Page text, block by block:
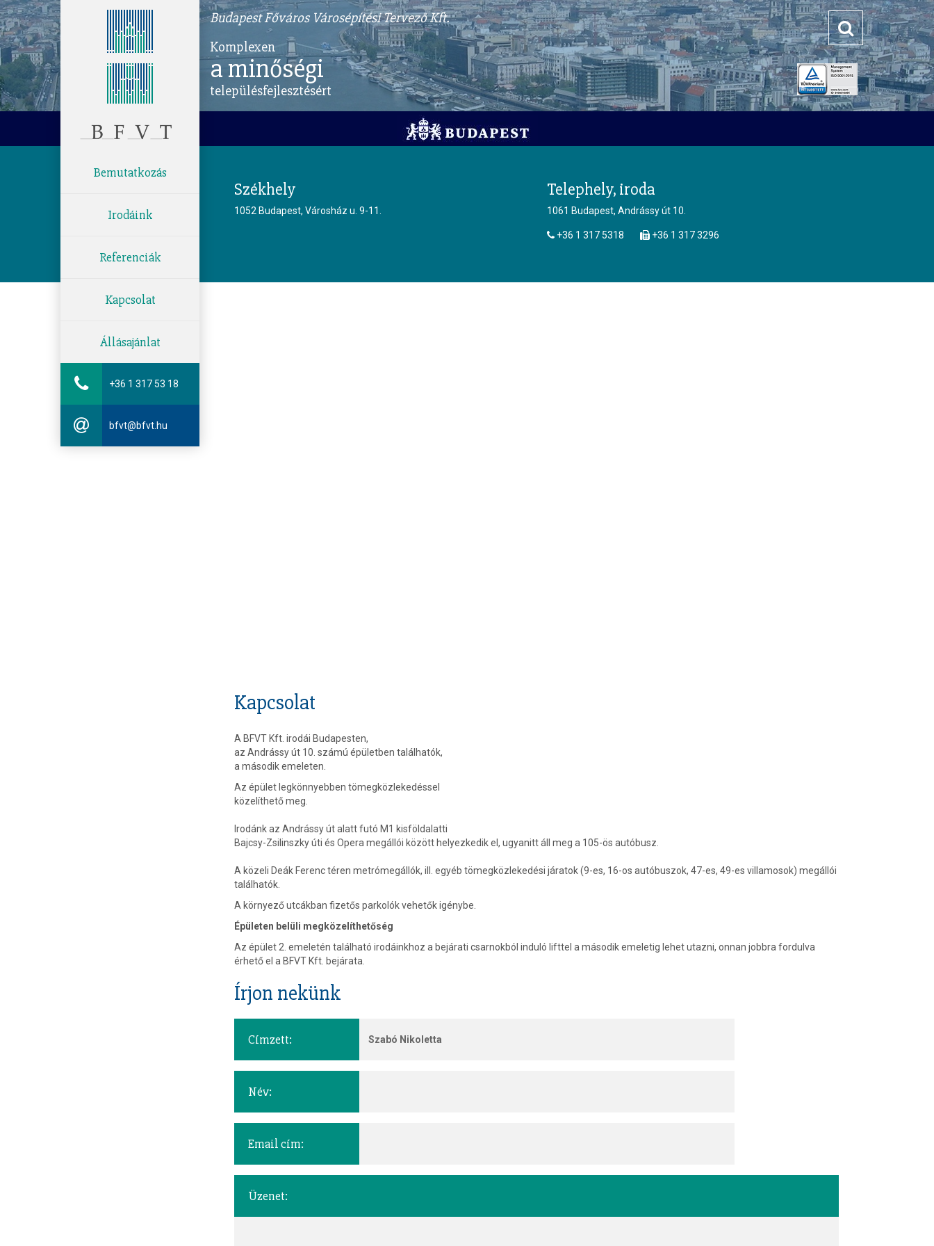
Budapest Főváros Városépítési Tervező Kft.
Komplexen
a minőségi
településfejlesztésért
Bemutatkozás
Irodáink
Referenciák
Kapcsolat
Állásajánlat
+36 1 317 53 18
bfvt@bfvt.hu
Székhely
1052 Budapest, Városház u. 9-11.
Telephely, iroda
1061 Budapest, Andrássy út 10.
+36 1 317 5318 +36 1 317 3296
Kapcsolat
A BFVT Kft. irodái Budapesten,
az Andrássy út 10. számú épületben találhatók,
a második emeleten.
Az épület legkönnyebben tömegközlekedéssel
közelíthető meg.
Irodánk az Andrássy út alatt futó M1 kisföldalatti
Bajcsy-Zsilinszky úti és Opera megállói között helyezkedik el, ugyanitt áll meg a 105-ös autóbusz.
A közeli Deák Ferenc téren metrómegállók, ill. egyéb tömegközlekedési járatok (9-es, 16-os autóbuszok, 47-es, 49-es villamosok) megállói
találhatók.
A környező utcákban fizetős parkolók vehetők igénybe.
Épületen belüli megközelíthetőség
Az épület 2. emeletén található irodáinkhoz a bejárati csarnokból induló lifttel a második emeletig lehet utazni, o­nnan jobbra fordulva
érhető el a BFVT Kft. bejárata.
Írjon nekünk
Címzett: Szabó Nikoletta
Név:
Email cím:
Üzenet: